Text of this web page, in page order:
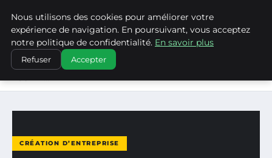
WP CAPE
ACCUEIL
CRÉATION D’ENTREPRISE
COMMENT TROUVER LES MEILLEURES ALTERNATIVES À
CRÉATION D’ENTREPRISE
Nous utilisons des cookies pour améliorer votre
expérience de navigation. En poursuivant, vous acceptez
notre politique de confidentialité. En savoir plus
Refuser Accepter